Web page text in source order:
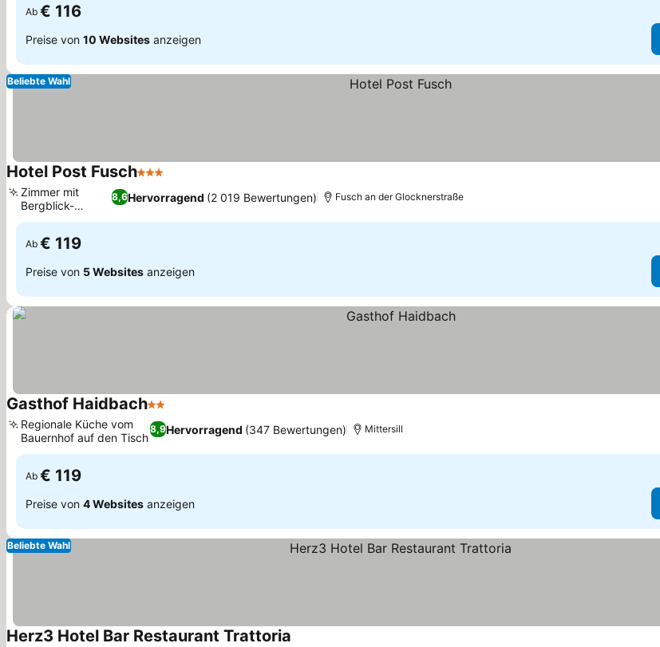
Ab € 116
Preise von 10 Websites anzeigen
Beliebte Wahl
Hotel Post Fusch3 Sterne
8,6Hervorragend (2 019 Bewertungen)
Zimmer mit
Bergblick-
Balkonen
Fusch an der Glocknerstraße
Ab € 119
Preise von 5 Websites anzeigen
Gasthof Haidbach2 Sterne
8,9Hervorragend (347 Bewertungen)
Regionale Küche vom
Bauernhof auf den Tisch
Mittersill
Ab € 119
Preise von 4 Websites anzeigen
Beliebte Wahl
Herz3 Hotel Bar Restaurant Trattoria